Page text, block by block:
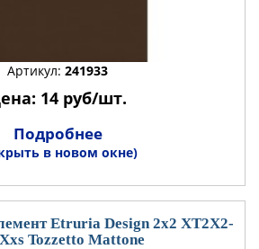
Артикул: 241933
14 руб/шт.
Подробнее
в новом окне)
Etruria Design 2x2 XT2X2-
Tozzetto Mattone